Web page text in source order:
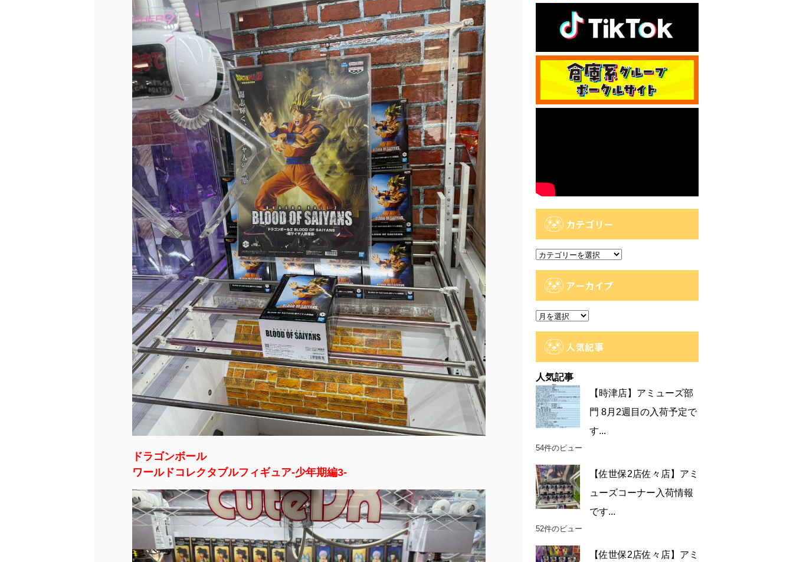
ドラゴンボール
ワールドコレクタブルフィギュア-少年期編3-
カテゴリー
カ
アーカイブ
ア
人気記事
人気記事
【時津店】アミューズ部
門 8月2週目の入荷予定で
す...
54件のビュー
【佐世保2店佐々店】アミ
ューズコーナー入荷情報
です...
52件のビュー
【佐世保2店佐々店】アミ